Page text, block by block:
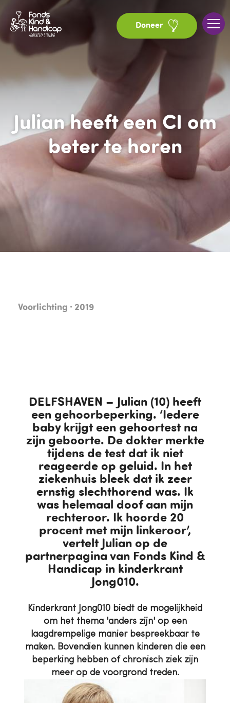
Doneer
Julian heeft een CI om
beter te horen
Voorlichting · 2019
DELFSHAVEN – Julian (10) heeft
een gehoorbeperking. ‘Iedere
baby krijgt een gehoortest na
zijn geboorte. De dokter merkte
tijdens de test dat ik niet
reageerde op geluid. In het
ziekenhuis bleek dat ik zeer
ernstig slechthorend was. Ik
was helemaal doof aan mijn
rechteroor. Ik hoorde 20
procent met mijn linkeroor’,
vertelt Julian op de
partnerpagina van Fonds Kind &
Handicap in kinderkrant
Jong010.
Kinderkrant Jong010 biedt de mogelijkheid
om het thema 'anders zijn' op een
laagdrempelige manier bespreekbaar te
maken. Bovendien kunnen kinderen die een
beperking hebben of chronisch ziek zijn
meer op de voorgrond treden.